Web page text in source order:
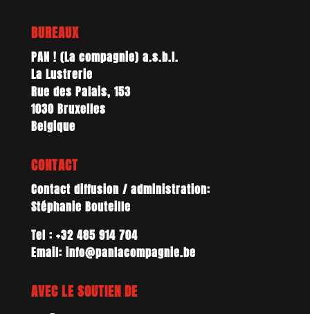
BUREAUX
PAN ! (La compagnie) a.s.b.l.
La Lustrerie
Rue des Palais, 153
1030 Bruxelles
Belgique
CONTACT
Contact diffusion / administration:
Stéphanie Bouteille
Tel : +32 485 914 704
Email: info@panlacompagnie.be
AVEC LE SOUTIEN DE